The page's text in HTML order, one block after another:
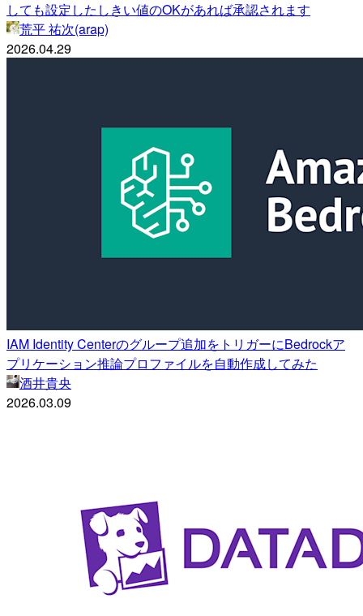
しても設定したしきい値のOKがあれば承認されます
荒平 祐次(arap)
2026.04.29
IAM Identity Centerのグループ追加をトリガーにBedrockア
プリケーション推論プロファイルを自動作成してみた
酒井貴央
2026.03.09